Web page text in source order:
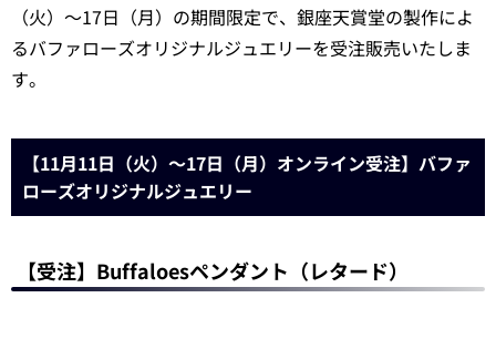
（火）～17日（月）の期間限定で、銀座天賞堂の製作によ
るバファローズオリジナルジュエリーを受注販売いたしま
す。
【11月11日（火）～17日（月）オンライン受注】バファ
ローズオリジナルジュエリー
【受注】Buffaloesペンダント（レタード）